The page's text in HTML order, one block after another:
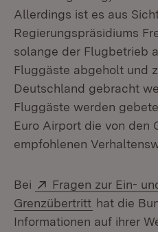
Allerdings ist es aus
Regierungspräsidiums
solange der Flugbetrieb
Fluggäste abgeholt und
Deutschland gebracht
Fluggäste werden
Euro Airport die von den
empfohlenen
Bei Extern:
Fragen zur Ein-
Grenzübertritt (Öffnet in
hat die
Informationen auf ihrer